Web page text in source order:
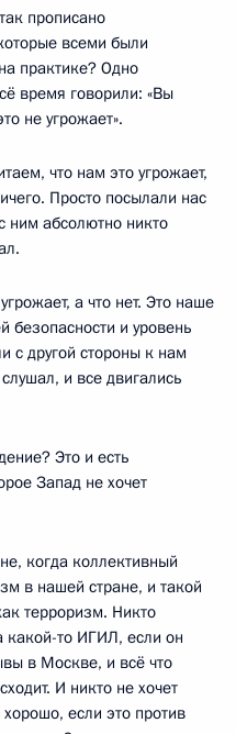
прописано
всеми были
практике? Одно
время говорили: «Вы
не угрожает».
что нам это угрожает,
Просто посылали нас
абсолютно никто
а что нет. Это наше
безопасности и уровень
с другой стороны к нам
и все двигались
Это и есть
Запад не хочет
когда коллективный
в нашей стране, и такой
терроризм. Никто
какой-то ИГИЛ, если он
в Москве, и всё что
И никто не хочет
если это против